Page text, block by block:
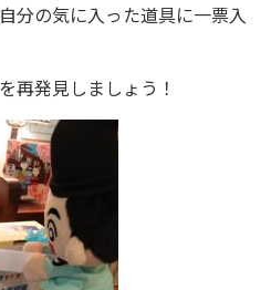
分の気に入った道具に一票入
再発見しましょう！